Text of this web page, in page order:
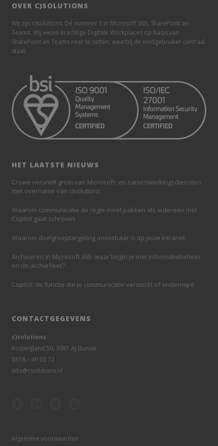
OVER C)SOLUTIONS
Wij zijn c)solutions. Dé nummer 1 in Microsoft 365, SharePoint en
Teams. Wij weten krachtige Digitale Workplaces op basis van
SharePoint en Teams neer te zetten, waarbij de eindgebruiker centraal
staat.
HET LAATSTE NIEUWS
Crowe versnelt groei van Microsoft- en samenwerkingsdiensten
met overname van c)solutions
Waarom communicatie de regie moet pakken als iedereen met
Copilot gaat schrijven
Waarom doelgroeptargeting onmisbaar is op jouw intranet
Archiveren in Microsoft 365: waar begin je met informatiebeheer
en de archiefwet?
Copilot: de functie die je communicatie versterkt of ondermijnt
CONTACTGEGEVENS
c)solutions
Kosterijland 50, 3981 AJ Bunnik
0318 – 49 53 72
info@csolutions.nl
Algemene voorwaarden